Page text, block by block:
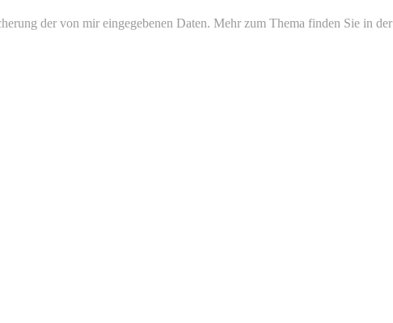
der von mir eingegebenen Daten. Mehr zum Thema finden Sie in der